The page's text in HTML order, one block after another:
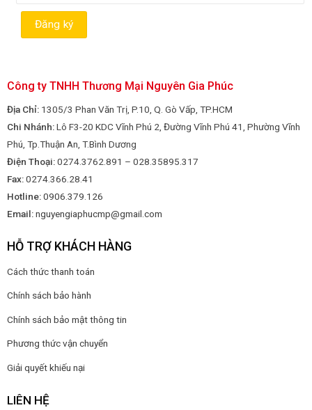
Công ty TNHH Thương Mại Nguyên Gia Phúc
Địa Chỉ:1305/3 Phan Văn Trị, P.10, Q. Gò Vấp, TP.HCM
Chi Nhánh:Lô F3-20 KDC Vĩnh Phú 2, Đường Vĩnh Phú 41, Phường Vĩnh
Phú, Tp.Thuận An, T.Bình Dương
Điện Thoại:0274.3762.891 – 028.35895.317
Fax:0274.366.28.41
Hotline: 0906.379.126
Email: nguyengiaphucmp@gmail.com
HỖ TRỢ KHÁCH HÀNG
Cách thức thanh toán
Chính sách bảo hành
Chính sách bảo mật thông tin
Phương thức vận chuyển
Giải quyết khiếu nại
LIÊN HỆ